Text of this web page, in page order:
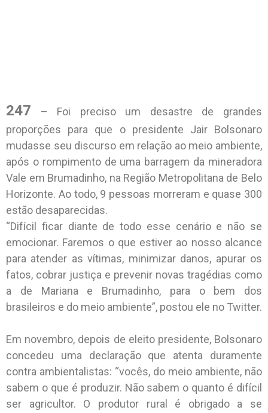
247 – Foi preciso um desastre de grandes
proporções para que o presidente Jair Bolsonaro
mudasse seu discurso em relação ao meio ambiente,
após o rompimento de uma barragem da mineradora
Vale em Brumadinho, na Região Metropolitana de Belo
Horizonte. Ao todo, 9 pessoas morreram e quase 300
estão desaparecidas.
“Difícil ficar diante de todo esse cenário e não se
emocionar. Faremos o que estiver ao nosso alcance
para atender as vítimas, minimizar danos, apurar os
fatos, cobrar justiça e prevenir novas tragédias como
a de Mariana e Brumadinho, para o bem dos
brasileiros e do meio ambiente”, postou ele no Twitter.
Em novembro, depois de eleito presidente, Bolsonaro
concedeu uma declaração que atenta duramente
contra ambientalistas: “vocês, do meio ambiente, não
sabem o que é produzir. Não sabem o quanto é difícil
ser agricultor. O produtor rural é obrigado a se